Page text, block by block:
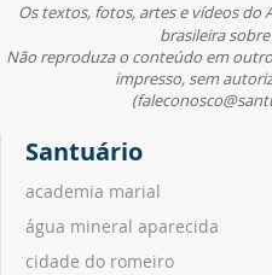
Os textos, fotos, artes e vídeos do
brasileira
Não reproduza o conteúdo em
impresso, sem
Santuário
academia marial
água mineral aparecida
cidade do romeiro